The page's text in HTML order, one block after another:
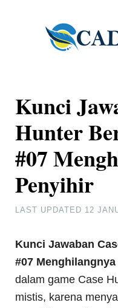
Kunci
Hunter
#07
Penyihir
LAST UPDATED 12
Kunci Jawaban
#07
dalam game Case
mistis, karena